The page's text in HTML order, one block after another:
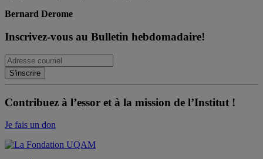
Bernard Derome
Inscrivez-vous au Bulletin hebdomadaire!
Contribuez à l’essor et à la mission de l’Institut !
Je fais un don